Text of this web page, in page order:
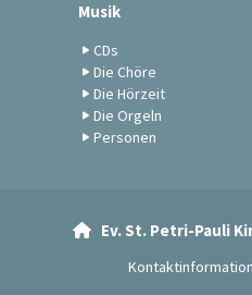
Musik
CDs
Die Chöre
Die Hörzeit
Die Orgeln
Personen
Ev. St. Petri-Pauli